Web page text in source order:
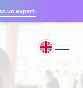
un expert.